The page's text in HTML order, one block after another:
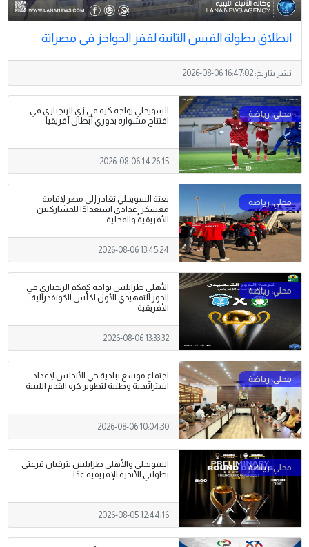
انطلاق بطولة القبس الثانية لقفز الحواجز في مصراتة
نشر بتاريخ:2026-08-06 16:47:02
السويحلي يواجه كيه في زي الزنجباري في
افتتاح مشواره بدوري أبطال أفريقيا
2026-08-06 14:26:15
بعثة السويحلي تغادر إلى مصر لإقامة
معسكر إعدادي استعدادًا للمشاركتين
الأفريقية والمحلية
2026-08-06 13:45:24
الأهلي طرابلس يواجه كمكم الزنجباري في
الدور التمهيدي الأول لكأس الكونفدرالية
الأفريقية
2026-08-06 13:33:32
اجتماع موسع ببلدية حي الأندلس لإعداد
استراتيجية وطنية لتطوير كرة القدم الليبية
2026-08-06 10:04:30
السويحلي والأهلي طرابلس يترقبان قرعتي
بطولتي الأندية الإفريقية غدًا
2026-08-05 12:44:16